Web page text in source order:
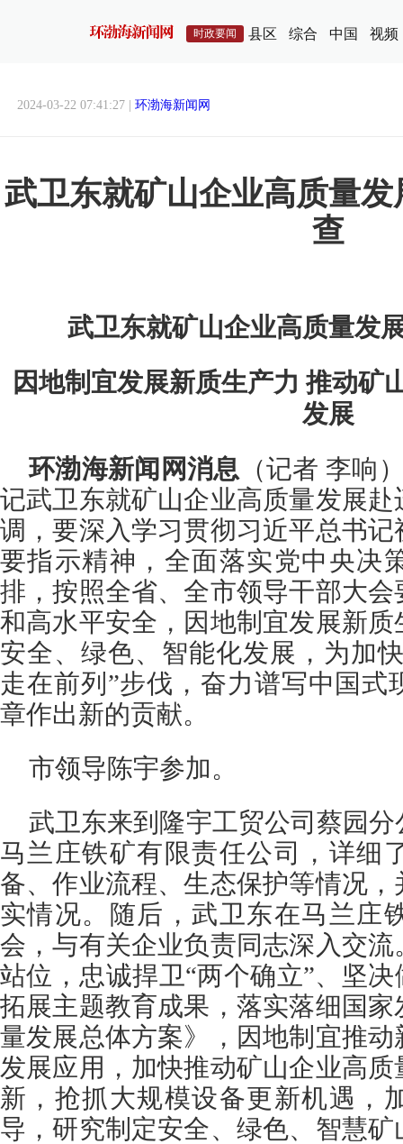
时政要闻 县区 综合 中国 视频
2024-03-22 07:41:27 | 环渤海新闻网
武卫东就矿山企业高质量
查
武卫东就矿山企业高质量发
因地制宜发展新质生产力 推动矿
发展
环渤海新闻网消息 （记者 李响
记武卫东就矿山企业高质量发展
调，要深入学习贯彻习近平总书
要指示精神，全面落实党中央决
排，按照全省、全市领导干部大
和高水平安全，因地制宜发展新
安全、绿色、智能化发展，为加
走在前列”步伐，奋力谱写中国式
章作出新的贡献。
市领导陈宇参加。
武卫东来到隆宇工贸公司蔡园
马兰庄铁矿有限责任公司，详细
备、作业流程、生态保护等情况
实情况。随后，武卫东在马兰庄
会，与有关企业负责同志深入交
站位，忠诚捍卫“两个确立”、坚
拓展主题教育成果，落实落细国
量发展总体方案》，因地制宜推
发展应用，加快推动矿山企业高
新，抢抓大规模设备更新机遇，
导，研究制定安全、绿色、智慧